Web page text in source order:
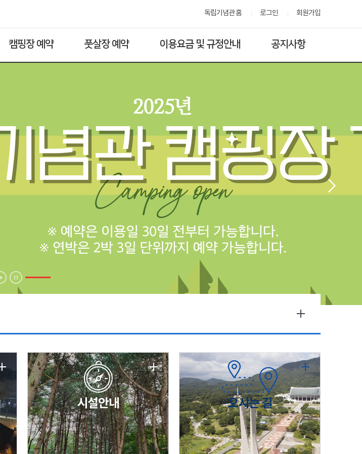
독립기념관 홈 로그인 회원가입
캠핑장 예약 풋살장 예약 이용요금 및 규정안내 공지사항
시설안내 오시는 길